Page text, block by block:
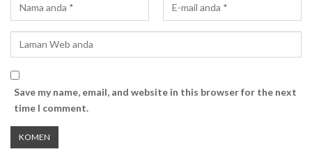
Save my name, email, and website in this browser for the next
time I comment.